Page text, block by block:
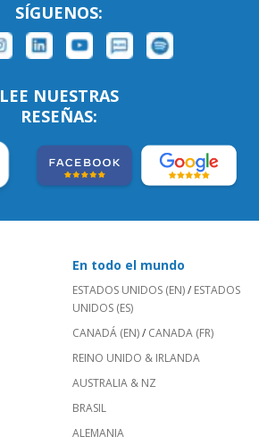
SÍGUENOS:
LEE NUESTRAS
RESEÑAS:
En todo el mundo
ESTADOS UNIDOS (EN)/ ESTADOS
UNIDOS (ES)
CANADÁ (EN)/ CANADA (FR)
REINO UNIDO & IRLANDA
AUSTRALIA & NZ
BRASIL
ALEMANIA